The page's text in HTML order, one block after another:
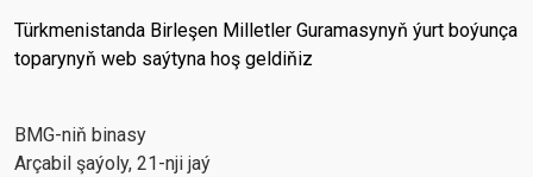
Türkmenistanda Birleşen Milletler Guramasynyň ýurt boýunça
toparynyň web saýtyna hoş geldiňiz
BMG-niň binasy
Arçabil şaýoly, 21-nji jaý